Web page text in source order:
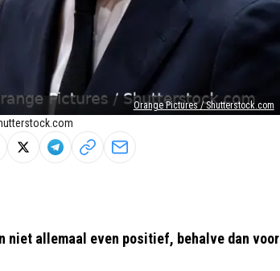
Orange Pictures / Shutterstock.com
niet allemaal even positief, behalve dan voor